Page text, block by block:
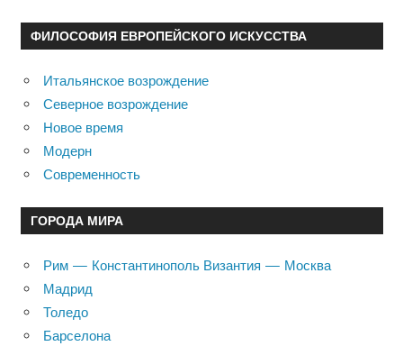
ФИЛОСОФИЯ ЕВРОПЕЙСКОГО ИСКУССТВА
Итальянское возрождение
Северное возрождение
Новое время
Модерн
Современность
ГОРОДА МИРА
Рим — Константинополь Византия — Москва
Мадрид
Толедо
Барселона